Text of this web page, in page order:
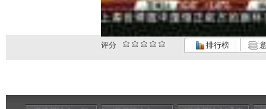
评分 排行榜